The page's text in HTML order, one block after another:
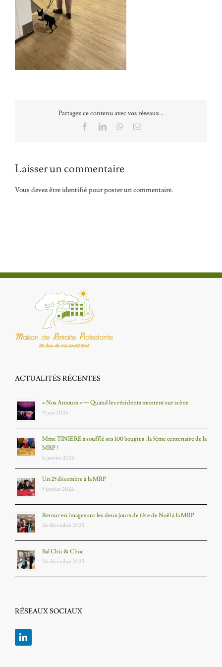
Partagez ce contenu avec vos réseaux...
FacebookLinkedInWhatsApp
Email
Laisser un commentaire
Vous devez êtreidentifié pour poster un commentaire.
ACTUALITÉS RÉCENTES
« Nos Amours » — Quand les résidents montent sur scène
9 juin 2026
Mme TINIERE a soufflé ses 100 bougies : la 5ème centenaire de la
MRP !
6 janvier 2026
Un 25 décembre à la MRP
5 janvier 2026
Retour en images sur les deux jours de fête de Noël à la MRP
26 décembre 2025
Bal Chic & Choc
26 décembre 2025
RÉSEAUX SOCIAUX